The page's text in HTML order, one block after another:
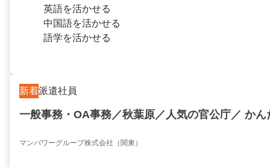
英語を活かせる
中国語を活かせる
語学を活かせる
新着派遣社員
一般事務・OA事務／秋葉原／人気の官公庁／ かん
マンパワーグループ株式会社（関東）